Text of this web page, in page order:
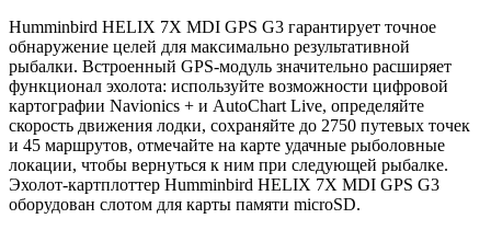
Humminbird HELIX 7X MDI GPS G3 гарантирует точное
обнаружение целей для максимально результативной
рыбалки. Встроенный GPS-модуль значительно расширяет
функционал эхолота: используйте возможности цифровой
картографии Navionics + и AutoChart Live, определяйте
скорость движения лодки, сохраняйте до 2750 путевых точек
и 45 маршрутов, отмечайте на карте удачные рыболовные
локации, чтобы вернуться к ним при следующей рыбалке.
Эхолот-картплоттер Humminbird HELIX 7X MDI GPS G3
оборудован слотом для карты памяти microSD.